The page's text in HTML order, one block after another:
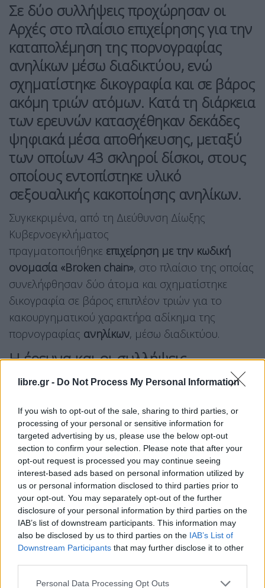
libre.gr - Do Not Process My Personal Information
If you wish to opt-out of the sale, sharing to third parties, or
processing of your personal or sensitive information for
targeted advertising by us, please use the below opt-out
section to confirm your selection. Please note that after your
opt-out request is processed you may continue seeing
interest-based ads based on personal information utilized by
us or personal information disclosed to third parties prior to
your opt-out. You may separately opt-out of the further
disclosure of your personal information by third parties on the
IAB’s list of downstream participants. This information may
also be disclosed by us to third parties on the IAB’s List of
Downstream Participants that may further disclose it to other
Personal Data Processing Opt Outs
Σε δύο συλλήψεις προχώρησαν οι
Αρχές στο πλαίσιο επιχείρησης για την
καταπολέμηση της πορνογραφίας
ανηλίκων μέσω διαδικτύου, ενώ
σχηματίστηκε δικογραφία και σε βάρος
ακόμη τριών ατόμων. Κατά τη διάρκεια
των ερευνών κατασχέθηκαν δεκάδες
ψηφιακά μέσα αποθήκευσης, μεταξύ
των οποίων 43 σκληροί δίσκοι, στους
οποίους εντοπίστηκε υλικό
σεξουαλικής κακοποίησης ανηλίκων.
Συγκεκριμένα, από τη Διεύθυνση Δίωξης
Κυβερνοεγκλήματος
πραγματοποιήθηκε επιχείρηση με την κωδική
ονομασία «Broken chain», στο πλαίσιο της οποίας
συνελήφθησαν δύο άτομα και σχηματίστηκε
δικογραφία σε βάρος επιπλέον τριών για το
κακουργηματικού χαρακτήρα αδίκημα της
πορνογραφίας ανηλίκων, μέσω διαδικτύου.
Η έρευνα και οι συλλήψεις
Ειδικότερα, στο πλαίσιο εκδήλωσης
φαινομένου της πορνογραφίας ανηλίκων μέσω
διαδικτύου, έπειτα από ενδελεχή και
εμπεριστατωμένη ψηφιακή ανάλυση και
αξιοποίηση δεδομένων και πληροφοριών, που
συλλέχθηκαν με τη χρήση ειδικού λογισμικού,
εντοπίστηκαν, εντός της ελληνικής επικράτειας,
άγνωστοι διαδικτυακοί χρήστες, οι οποίοι,
κάνοντας χρήση συγκεκριμένων ηλεκτρονικών
ιχνών,απέκτησαν πρόσβαση και είχαν πρόσφορο
προς διαμοιρασμό πλήθος αρχείων με υλικό
σεξουαλικής κακοποίησης ανηλίκων, που δεν